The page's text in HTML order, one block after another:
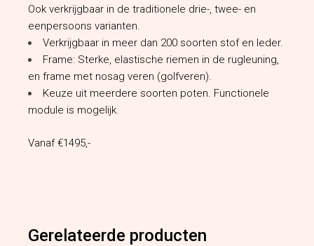
Ook verkrijgbaar in de traditionele drie-, twee- en
eenpersoons varianten.
Verkrijgbaar in meer dan 200 soorten stof en leder.
Frame: Sterke, elastische riemen in de rugleuning,
en frame met nosag veren (golfveren).
Keuze uit meerdere soorten poten. Functionele
module is mogelijk.
Vanaf €1495,-
Gerelateerde producten